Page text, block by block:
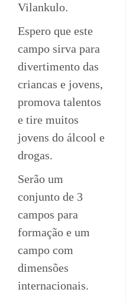
Vilankulo.
Espero que este
campo sirva para
divertimento das
criancas e jovens,
promova talentos
e tire muitos
jovens do álcool e
drogas.
Serão um
conjunto de 3
campos para
formação e um
campo com
dimensões
internacionais.